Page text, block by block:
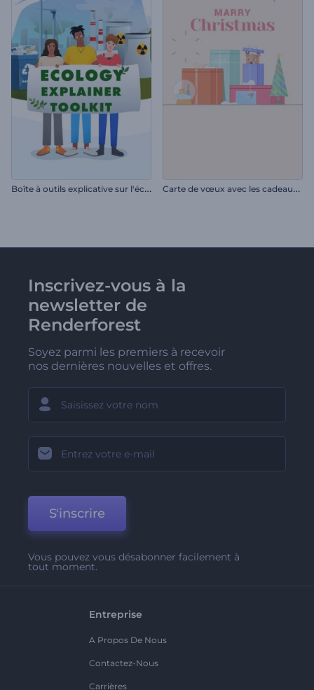
B
oîte à outils explicative sur l'écologie C
arte de vœux avec les cadeaux de Noël
Inscrivez-vous à la
newsletter de
Renderforest
Soyez parmi les premiers à recevoir
nos dernières nouvelles et offres.
S'inscrire
Vous pouvez vous désabonner facilement à
tout moment.
Entreprise
A Propos De Nous
Contactez-Nous
Carrières